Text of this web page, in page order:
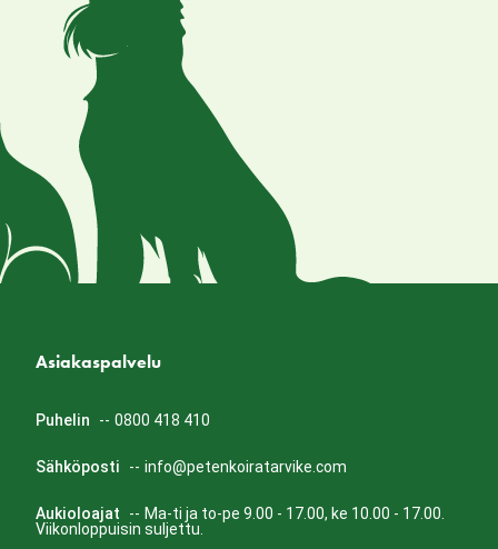
Asiakaspalvelu
Puhelin -- 0800 418 410
Sähköposti -- info@petenkoiratarvike.com
Aukioloajat -- Ma-ti ja to-pe 9.00 - 17.00, ke 10.00 - 17.00.
Viikonloppuisin suljettu.